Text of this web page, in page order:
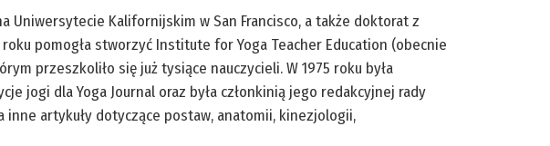
Uniwersytecie Kalifornijskim w San Francisco, a także doktorat z
pomogła stworzyć Institute for Yoga Teacher Education (obecnie
przeszkoliło się już tysiące nauczycieli. W 1975 roku była
jogi dla Yoga Journal oraz była członkinią jego redakcyjnej rady
inne artykuły dotyczące postaw, anatomii, kinezjologii,